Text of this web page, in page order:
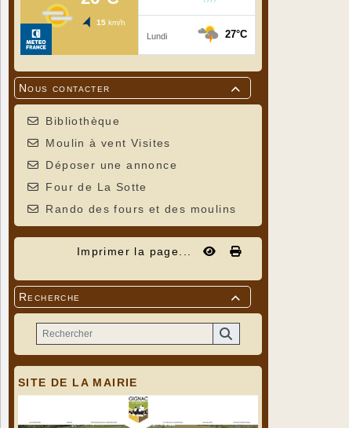

Nous contacter
Bibliothèque
Moulin à vent Visites
Déposer une annonce
Four de La Sotte
Rando des fours et des moulins
Imprimer la page...

Recherche
SITE DE LA MAIRIE